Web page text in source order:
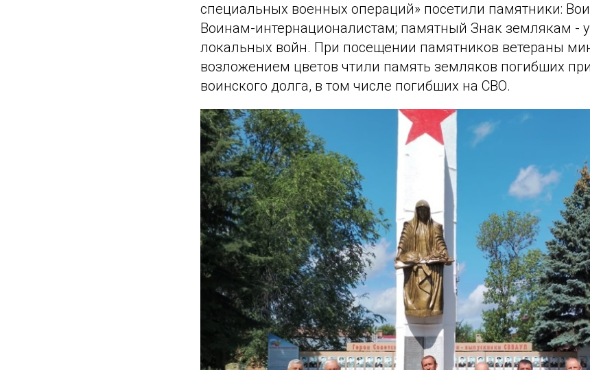
специальных военных операций» посетили памятники:
Воинам-интернационалистам; памятный Знак землякам -
локальных войн. При посещении памятников ветераны
возложением цветов чтили память земляков погибших
воинского долга, в том числе погибших на СВО.